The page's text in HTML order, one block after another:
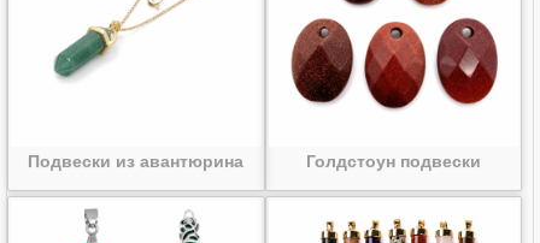
Подвески из авантюрина Голдстоун подвески